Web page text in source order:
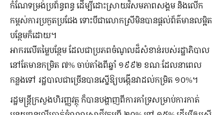
កំណែទម្រង់ប្រព័ន្ធពន្ធ ដើម្បីដោះស្រាយវិសមភាពសង្គម និងលើក
កម្ពស់ការប្រកួតប្រជែង ទោះបីជាលោកស្រីមិនបានផ្តល់ព័ត៌មានលម្អិត
បន្ថែមក៏ដោយ។
អាករលើតម្លៃបន្ថែម ដែលជាប្រភពចំណូលដ៏សំខាន់របស់រដ្ឋាភិបាល
នៅតែមានកម្រិត ៧% ចាប់តាំងពីឆ្នាំ ១៩៩២ ខណៈដែលនាពេល
កន្លងទៅ រដ្ឋបាលជាច្រើនបានស្នើឱ្យបង្កើនវាដល់កម្រិត ១០%។
រដ្ឋមន្ត្រីក្រសួងហិរញ្ញវត្ថុ ក៏បានបង្ហាញពីការគាំទ្រសម្រាប់ការកាត់